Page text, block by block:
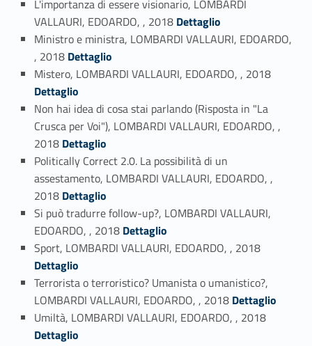
L'importanza di essere visionario, LOMBARDI
VALLAURI, EDOARDO, , 2018 Link identifier #identifier_person_145008-71
Dettaglio
Ministro e ministra, LOMBARDI VALLAURI, EDOARDO,
, 2018 Link identifier #identifier_person_17910-72
Dettaglio
Mistero, LOMBARDI VALLAURI, EDOARDO, , 2018
Dettaglio
Non hai idea di cosa stai parlando (Risposta in "La
Crusca per Voi"), LOMBARDI VALLAURI, EDOARDO, ,
2018 Link identifier #identifier_person_114279-74
Dettaglio
Politically Correct 2.0. La possibilità di un
assestamento, LOMBARDI VALLAURI, EDOARDO, ,
2018 Link identifier #identifier_person_20981-75
Dettaglio
Si può tradurre follow-up?, LOMBARDI VALLAURI,
EDOARDO, , 2018 Link identifier #identifier_person_27451-76
Dettaglio
Sport, LOMBARDI VALLAURI, EDOARDO, , 2018
Dettaglio
Terrorista o terroristico? Umanista o umanistico?,
LOMBARDI VALLAURI, EDOARDO, , 2018 Link identifier #identifier_person_100912-78
Dettaglio
Umiltà, LOMBARDI VALLAURI, EDOARDO, , 2018
Dettaglio